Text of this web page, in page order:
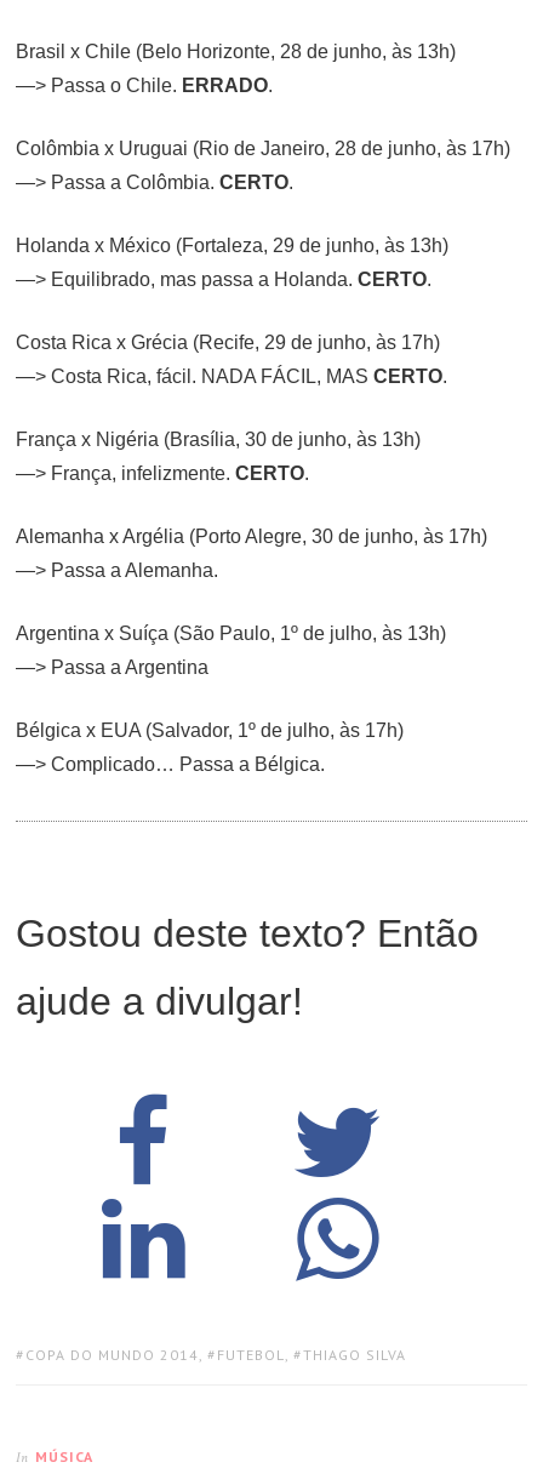
Brasil x Chile (Belo Horizonte, 28 de junho, às 13h)
—> Passa o Chile. ERRADO.
Colômbia x Uruguai (Rio de Janeiro, 28 de junho, às 17h)
—> Passa a Colômbia.CERTO.
Holanda x México (Fortaleza, 29 de junho, às 13h)
—> Equilibrado, mas passa a Holanda.CERTO.
Costa Rica x Grécia (Recife, 29 de junho, às 17h)
—> Costa Rica, fácil. NADA FÁCIL, MASCERTO.
França x Nigéria (Brasília, 30 de junho, às 13h)
—> França, infelizmente.CERTO.
Alemanha x Argélia (Porto Alegre, 30 de junho, às 17h)
—> Passa a Alemanha.
Argentina x Suíça (São Paulo, 1º de julho, às 13h)
—> Passa a Argentina
Bélgica x EUA (Salvador, 1º de julho, às 17h)
—> Complicado… Passa a Bélgica.
Gostou deste texto? Então
ajude a divulgar!
TAGS:
COPA DO MUNDO 2014, FUTEBOL, THIAGO SILVA
In MÚSICA